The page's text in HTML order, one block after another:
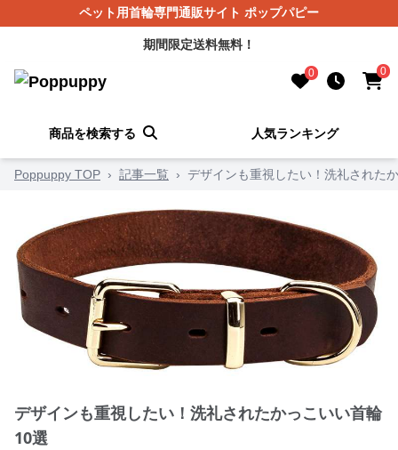
ペット用首輪専門通販サイト ポップパピー
期間限定送料無料！
0 0
商品を検索する 人気ランキング
Poppuppy TOP › 記事一覧 › デザインも重視したい！洗礼された
デザインも重視したい！洗礼されたかっこいい首輪
10選